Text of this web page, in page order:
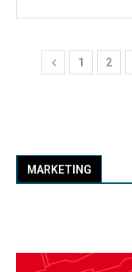
1 2
MARKETING